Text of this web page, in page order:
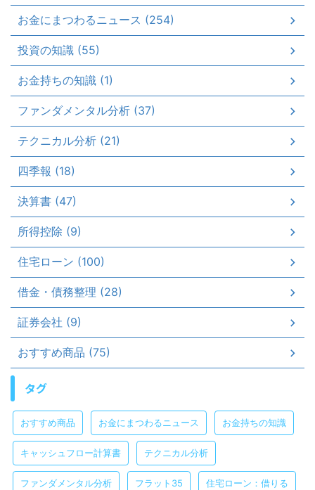
お金にまつわるニュース (254)
投資の知識 (55)
お金持ちの知識 (1)
ファンダメンタル分析 (37)
テクニカル分析 (21)
四季報 (18)
決算書 (47)
所得控除 (9)
住宅ローン (100)
借金・債務整理 (28)
証券会社 (9)
おすすめ商品 (75)
タグ
おすすめ商品 お金にまつわるニュース お金持ちの知識
キャッシュフロー計算書 テクニカル分析
ファンダメンタル分析 フラット35 住宅ローン：借りる